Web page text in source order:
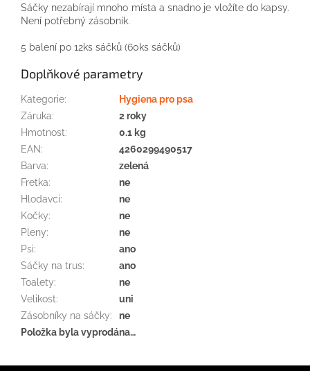
Sáčky nezabírají mnoho místa a snadno je vložíte do kapsy.
Není potřebný zásobník.
5 balení po 12ks sáčků (60ks sáčků)
Doplňkové parametry
Kategorie:
Hygiena pro psa
Záruka:
2 roky
Hmotnost:
0.1 kg
EAN:
4260299490517
Barva:
zelená
Fretka:
ne
Hlodavci:
ne
Kočky:
ne
Pleny:
ne
Psi:
ano
Sáčky na trus:
ano
Toalety:
ne
Velikost:
uni
Zásobníky na sáčky:
ne
Položka byla vyprodána…